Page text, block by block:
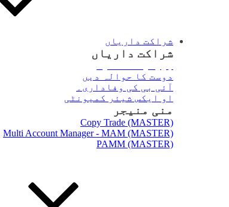
شراکت داریاں
شراکت داریاں
دوست کا حوالہ دیں
آئی بی کی وفاداری۔
او ایکس شیئر کمیونٹی
منی منیجر
Copy Trade (MASTER)
Multi Account Manager - MAM (MASTER)
PAMM (MASTER)